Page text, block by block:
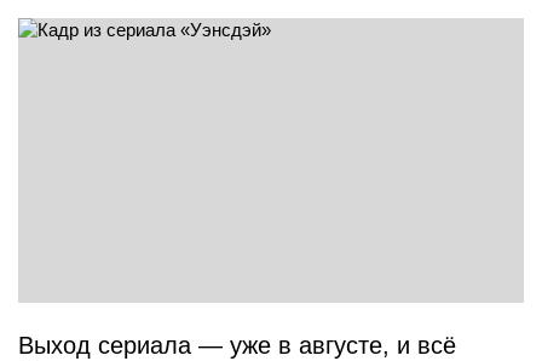
Выход сериала — уже в августе, и всё